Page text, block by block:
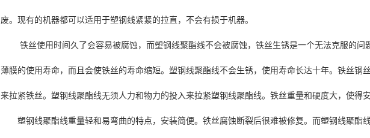
废。现有的机器都可以适用于塑钢线紧紧的拉直，不会有损于机器。
铁丝使用时间久了会容易被腐蚀，而塑钢线聚酯线不会被腐蚀，铁丝生锈是一个无法克服的问
薄膜的使用寿命，而且会使铁丝的寿命缩短。塑钢线聚酯线不会生锈，使用寿命长达十年。铁丝钢
来拉紧铁丝。塑钢线聚酯线无须人力和物力的投入来拉紧塑钢线聚酯线。铁丝重量和硬度大，使得安
塑钢线聚酯线重量轻和易弯曲的特点，安装简便。铁丝腐蚀断裂后很难被修复。而塑钢线聚酯